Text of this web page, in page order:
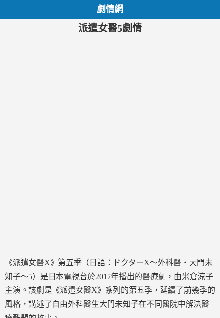
劇情網
派遣女醫5劇情
《派遣女醫X》第五季（日語：ドクターX～外科醫・大門未
知子～5）是日本電視台於2017年播出的醫療劇，由米倉涼子
主演。該劇是《派遣女醫X》系列的第五季，延續了前幾季的
風格，講述了自由外科醫生大門未知子在不同醫院中解決醫